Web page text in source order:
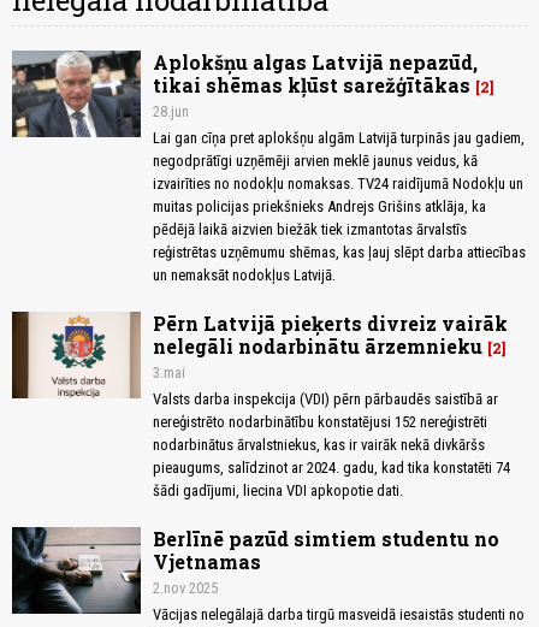
Aplokšņu algas Latvijā nepazūd,
tikai shēmas kļūst sarežģītākas
2
28.jun
Lai gan cīņa pret aplokšņu algām Latvijā turpinās jau gadiem,
negodprātīgi uzņēmēji arvien meklē jaunus veidus, kā
izvairīties no nodokļu nomaksas. TV24 raidījumā Nodokļu un
muitas policijas priekšnieks Andrejs Grišins atklāja, ka
pēdējā laikā aizvien biežāk tiek izmantotas ārvalstīs
reģistrētas uzņēmumu shēmas, kas ļauj slēpt darba attiecības
un nemaksāt nodokļus Latvijā.
Pērn Latvijā pieķerts divreiz vairāk
nelegāli nodarbinātu ārzemnieku 2
3.mai
Valsts darba inspekcija (VDI) pērn pārbaudēs saistībā ar
nereģistrēto nodarbinātību konstatējusi 152 nereģistrēti
nodarbinātus ārvalstniekus, kas ir vairāk nekā divkāršs
pieaugums, salīdzinot ar 2024. gadu, kad tika konstatēti 74
šādi gadījumi, liecina VDI apkopotie dati.
Berlīnē pazūd simtiem studentu no
Vjetnamas
2.nov 2025
Vācijas nelegālajā darba tirgū masveidā iesaistās studenti no